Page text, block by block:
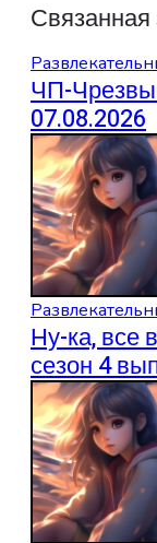
Связанная
ЧП-
07.08.2026
Ну-ка, все
сезон 4